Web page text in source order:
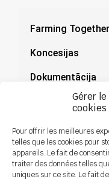
Gérer
cookies
Pour offrir les meilleures
telles que les cookies pour
appareils. Le fait de
traiter des données telles
uniques sur ce site. Le fait
Farming Together
Koncesijas
Dokumentācija